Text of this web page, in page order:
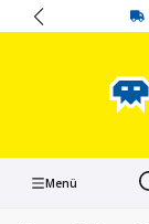
springen
Menü